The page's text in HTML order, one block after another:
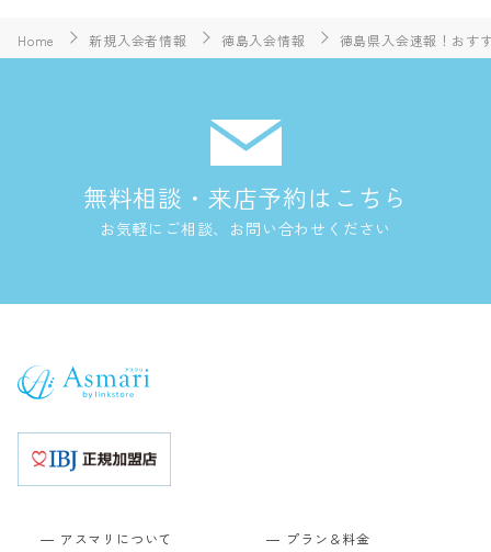
Home 新規入会者情報 徳島入会情報 徳島県入会速報！おす
無料相談・来店予約はこちら
お気軽にご相談、お問い合わせください
アスマリについて プラン＆料金